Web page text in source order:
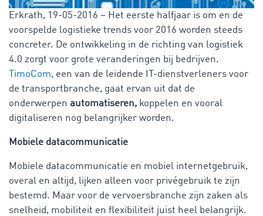
Erkrath, 19-05-2016 – Het eerste halfjaar is om en de
voorspelde logistieke trends voor 2016 worden steeds
concreter. De ontwikkeling in de richting van logistiek
4.0 zorgt voor grote veranderingen bij bedrijven.
TimoCom, een van de leidende IT-dienstverleners voor
de transportbranche, gaat ervan uit dat de
onderwerpen automatiseren, koppelen en vooral
digitaliseren nog belangrijker worden.
Mobiele datacommunicatie
Mobiele datacommunicatie en mobiel internetgebruik,
overal en altijd, lijken alleen voor privégebruik te zijn
bestemd. Maar voor de vervoersbranche zijn zaken als
snelheid, mobiliteit en flexibiliteit juist heel belangrijk.